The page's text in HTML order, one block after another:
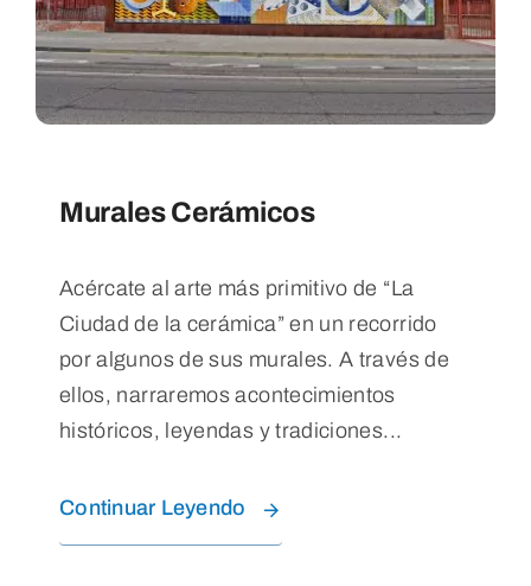
Murales Cerámicos
Acércate al arte más primitivo de “La
Ciudad de la cerámica” en un recorrido
por algunos de sus murales. A través de
ellos, narraremos acontecimientos
históricos, leyendas y tradiciones...
Continuar Leyendo